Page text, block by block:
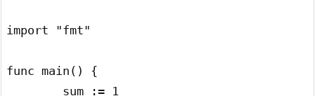
import "fmt"
func main() {